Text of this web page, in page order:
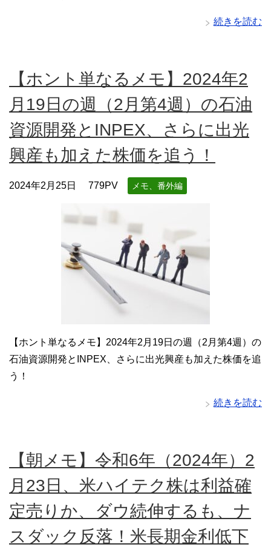
続きを読む
【ホント単なるメモ】2024年2
月19日の週（2月第4週）の石油
資源開発とINPEX、さらに出光
興産も加えた株価を追う！
2024年2月25日 779PV メモ、番外編
【ホント単なるメモ】2024年2月19日の週（2月第4週）の
石油資源開発とINPEX、さらに出光興産も加えた株価を追
う！
続きを読む
【朝メモ】令和6年（2024年）2
月23日、米ハイテク株は利益確
定売りか、ダウ続伸するも、ナ
スダック反落！米長期金利低下